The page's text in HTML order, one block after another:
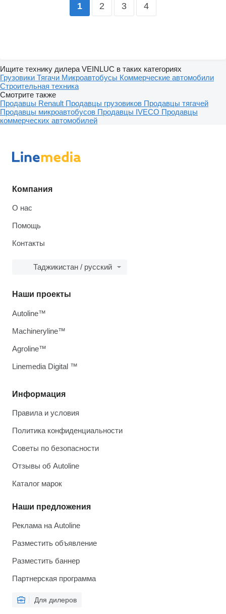
1 2 3 4
Ищите технику дилера VEINLUC в таких категориях
Грузовики Тягачи Микроавтобусы Коммерческие автомобили
Строительная техника
Смотрите также
Продавцы Renault Продавцы грузовиков Продавцы тягачей
Продавцы микроавтобусов Продавцы IVECO Продавцы
коммерческих автомобилей
Компания
О нас
Помощь
Контакты
Таджикистан / русский
Информация
Правила и условия
Политика конфиденциальности
Советы по безопасности
Отзывы об Autoline
Каталог марок
Наши предложения
Реклама на Autoline
Разместить объявление
Разместить баннер
Партнерская программа
Для дилеров
Наши проекты
Autoline™
Machineryline™
Agroline™
Linemedia Digital ™